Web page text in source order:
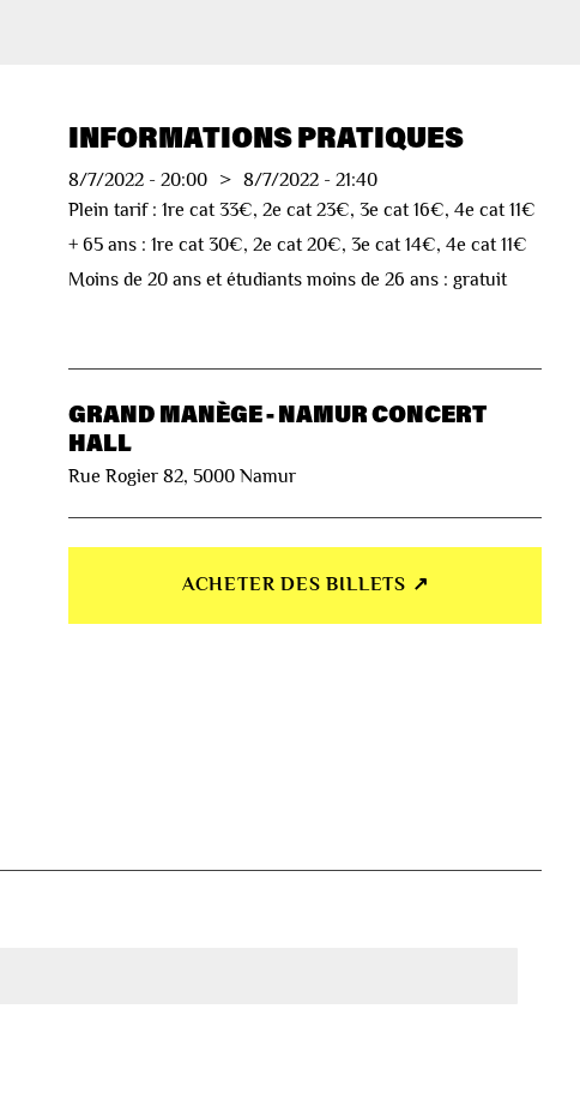
INFORMATIONS PRATIQUES
8/7/2022 -20:00 > 8/7/2022 -21:40
Plein tarif : 1re cat 33€, 2e cat 23€, 3e cat 16€, 4e cat 11€
+ 65 ans : 1re cat 30€, 2e cat 20€, 3e cat 14€, 4e cat 11€
Moins de 20 ans et étudiants moins de 26 ans : gratuit
GRAND MANÈGE - NAMUR CONCERT
HALL
Rue Rogier 82, 5000 Namur
ACHETER DES BILLETS ↗︎